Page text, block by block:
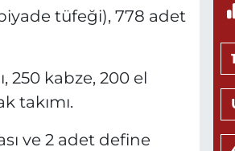
tüfeği), 778 adet
250 kabze, 200 el
takımı.
ve 2 adet define